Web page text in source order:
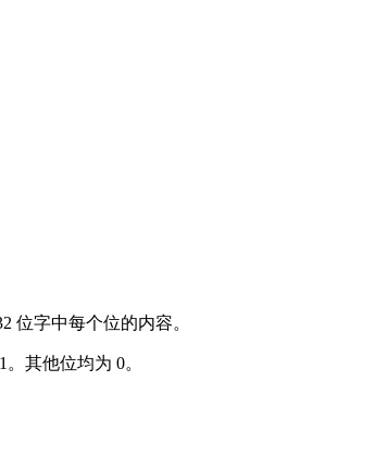
位字中每个位的内容。
其他位均为 0。